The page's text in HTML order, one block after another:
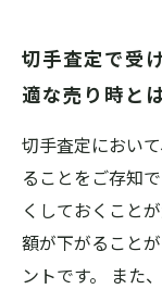
切手査定で受
適な売り時と
切手査定におい
ることをご存知
くしておくこと
額が下がること
ントです。 また